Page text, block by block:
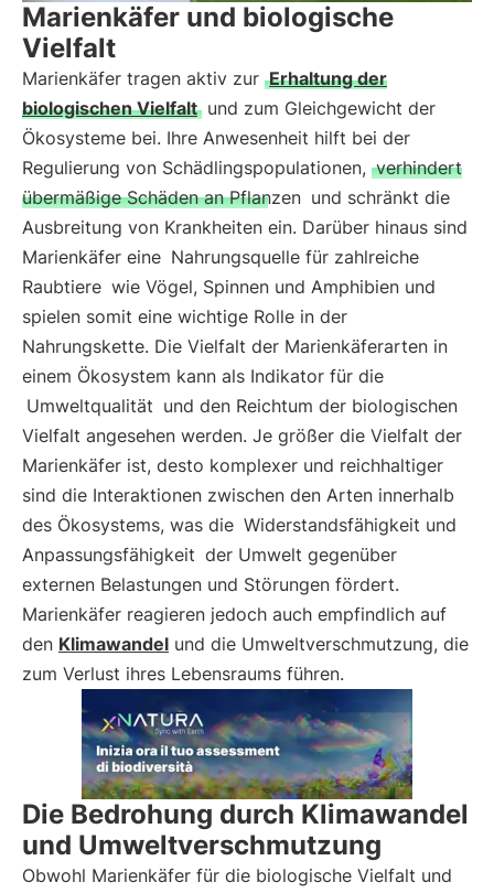
Marienkäfer und biologische
Vielfalt
Marienkäfer tragen aktiv zur Erhaltung der
biologischen Vielfalt und zum Gleichgewicht der
Ökosysteme bei. Ihre Anwesenheit hilft bei der
Regulierung von Schädlingspopulationen, verhindert
übermäßige Schäden an Pflanzen und schränkt die
Ausbreitung von Krankheiten ein. Darüber hinaus sind
Marienkäfer eine Nahrungsquelle für zahlreiche
Raubtiere wie Vögel, Spinnen und Amphibien und
spielen somit eine wichtige Rolle in der
Nahrungskette. Die Vielfalt der Marienkäferarten in
einem Ökosystem kann als Indikator für die
Umweltqualität und den Reichtum der biologischen
Vielfalt angesehen werden. Je größer die Vielfalt der
Marienkäfer ist, desto komplexer und reichhaltiger
sind die Interaktionen zwischen den Arten innerhalb
des Ökosystems, was die Widerstandsfähigkeit und
Anpassungsfähigkeit der Umwelt gegenüber
externen Belastungen und Störungen fördert.
Marienkäfer reagieren jedoch auch empfindlich auf
den Klimawandel und die Umweltverschmutzung, die
zum Verlust ihres Lebensraums führen.
Die Bedrohung durch Klimawandel
und Umweltverschmutzung
Obwohl Marienkäfer für die biologische Vielfalt und